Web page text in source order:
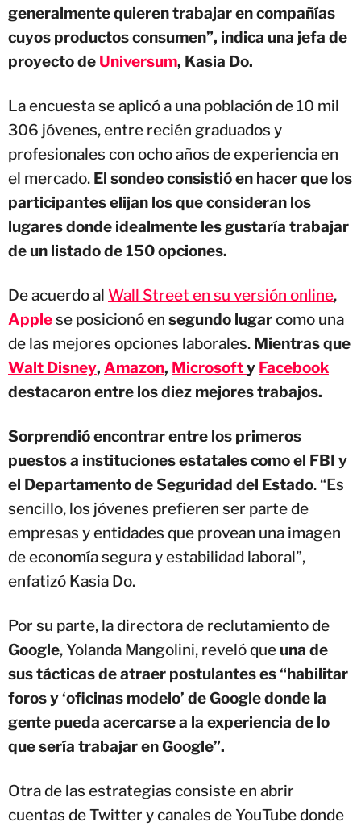
generalmente quieren trabajar en compañías
cuyos productos consumen”, indica una jefa de
proyecto de Universum, Kasia Do.
La encuesta se aplicó a una población de 10 mil
306 jóvenes, entre recién graduados y
profesionales con ocho años de experiencia en
el mercado. El sondeo consistió en hacer que los
participantes elijan los que consideran los
lugares donde idealmente les gustaría trabajar
de un listado de 150 opciones.
De acuerdo al Wall Street en su versión online,
Applese posicionó en segundo lugarcomo una
de las mejores opciones laborales. Mientras que
Walt Disney, Amazon, Microsofty Facebook
destacaron entre los diez mejores trabajos.
Sorprendió encontrar entre los primeros
puestos a instituciones estatales como el FBI y
el Departamento de Seguridad del Estado. “Es
sencillo, los jóvenes prefieren ser parte de
empresas y entidades que provean una imagen
de economía segura y estabilidad laboral”,
enfatizó Kasia Do.
Por su parte, la directora de reclutamiento de
Google, Yolanda Mangolini, reveló que una de
sus tácticas de atraer postulantes es “habilitar
foros y ‘oficinas modelo’ de Google donde la
gente pueda acercarse a la experiencia de lo
que sería trabajar en Google”.
Otra de las estrategias consiste en abrir
cuentas de Twitter y canales de YouTube donde